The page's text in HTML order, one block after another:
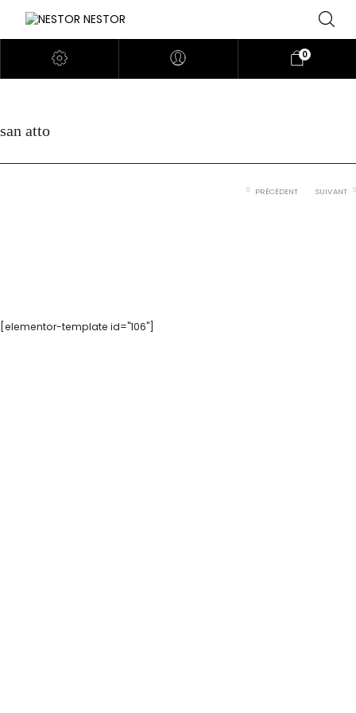
0
san atto
PRÉCÉDENT SUIVANT
[elementor-template id="106"]